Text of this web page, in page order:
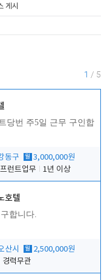
게시
1 / 5
당번 주5일 근무 구인합
동구 월 3,000,000원
런트업무
1년 이상
호텔
합니다.
산시 월 2,500,000원
경력무관